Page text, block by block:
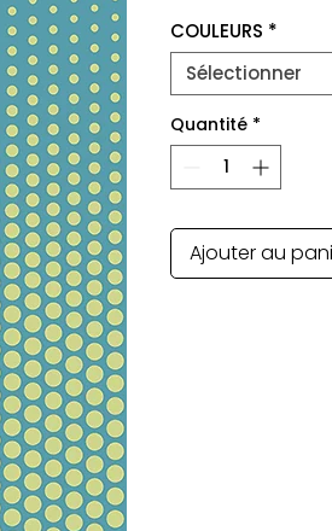
COULEURS *
Sélectionner
Quantité *
Ajouter au